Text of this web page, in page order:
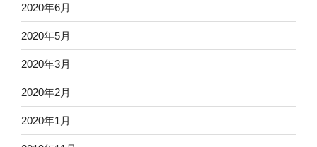
2020年6月
2020年5月
2020年3月
2020年2月
2020年1月